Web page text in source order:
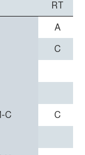
RT
A
C
C
C